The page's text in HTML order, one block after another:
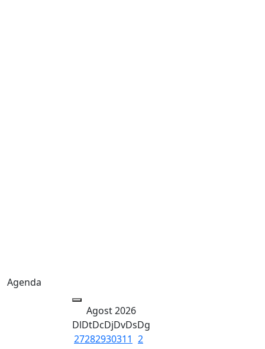
Agenda
Agost 2026
DlDtDcDjDvDsDg
27282930311 2